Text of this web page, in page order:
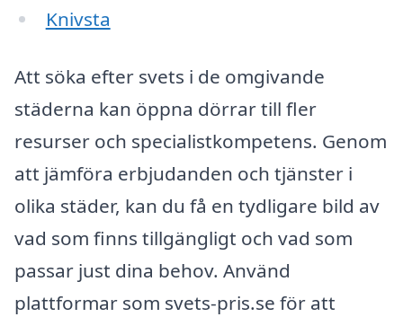
Knivsta
Att söka efter svets i de omgivande
städerna kan öppna dörrar till fler
resurser och specialistkompetens. Genom
att jämföra erbjudanden och tjänster i
olika städer, kan du få en tydligare bild av
vad som finns tillgängligt och vad som
passar just dina behov. Använd
plattformar som svets-pris.se för att